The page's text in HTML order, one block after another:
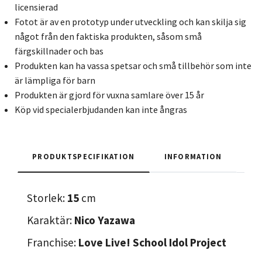
licensierad
Fotot är av en prototyp under utveckling och kan skilja sig
något från den faktiska produkten, såsom små
färgskillnader och bas
Produkten kan ha vassa spetsar och små tillbehör som inte
är lämpliga för barn
Produkten är gjord för vuxna samlare över 15 år
Köp vid specialerbjudanden kan inte ångras
PRODUKTSPECIFIKATION INFORMATION
Storlek: 15 cm
Karaktär: Nico Yazawa
Franchise: Love Live! School Idol Project